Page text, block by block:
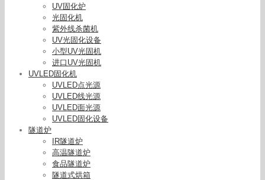
UV固化炉
光固化机
紫外线杀菌机
UV光固化设备
小型UV光固机
进口UV光固机
UVLED固化机
UVLED点光源
UVLED线光源
UVLED面光源
UVLED固化设备
隧道炉
IR隧道炉
高温隧道炉
食品隧道炉
隧道式烘箱